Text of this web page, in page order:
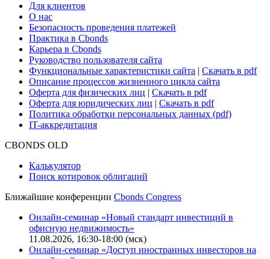
Для клиентов
О нас
Безопасность проведения платежей
Практика в Cbonds
Карьера в Cbonds
Руководство пользователя сайта
Функциональные характеристики сайта | Скачать в pdf
Описание процессов жизненного цикла сайта
Оферта для физических лиц | Скачать в pdf
Оферта для юридических лиц | Скачать в pdf
Политика обработки персональных данных (pdf)
IT-аккредитация
CBONDS OLD
Калькулятор
Поиск котировок облигаций
Ближайшие конференции Cbonds Congress
Онлайн-семинар «Новый стандарт инвестиций в
офисную недвижимость»
11.08.2026, 16:30-18:00 (мск)
Онлайн-семинар «Доступ иностранных инвесторов на